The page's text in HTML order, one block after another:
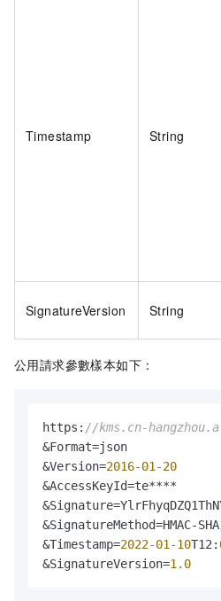
Timestamp String
SignatureVersion String
公用請求參數樣本如下：
https : //kms.cn-
&Format=json
&Version=2016-01 -20
&AccessKeyId=te****
&SignatureMethod=HMAC-
&Timestamp=2022-01 -10T12 :
&SignatureVersion=1.0